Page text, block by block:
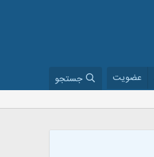
عضویت جستجو